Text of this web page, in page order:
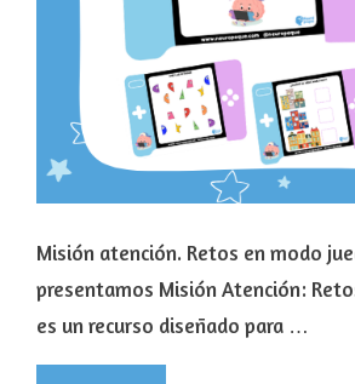
Misión atención. Retos en modo
presentamos Misión Atención:
es un recurso diseñado para …